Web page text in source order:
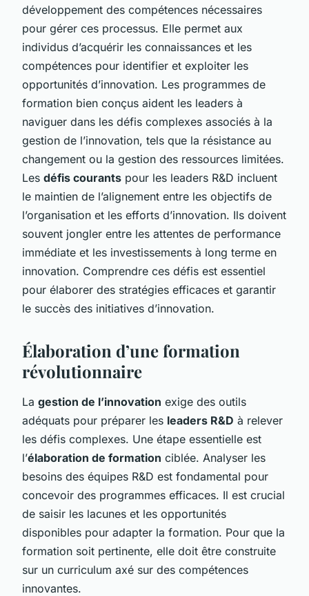
développement des compétences nécessaires
pour gérer ces processus. Elle permet aux
individus d’acquérir les connaissances et les
compétences pour identifier et exploiter les
opportunités d’innovation. Les programmes de
formation bien conçus aident les leaders à
naviguer dans les défis complexes associés à la
gestion de l’innovation, tels que la résistance au
changement ou la gestion des ressources limitées.
Les défis courants pour les leaders R&D incluent
le maintien de l’alignement entre les objectifs de
l’organisation et les efforts d’innovation. Ils doivent
souvent jongler entre les attentes de performance
immédiate et les investissements à long terme en
innovation. Comprendre ces défis est essentiel
pour élaborer des stratégies efficaces et garantir
le succès des initiatives d’innovation.
Élaboration d’une formation
révolutionnaire
La gestion de l’innovation exige des outils
adéquats pour préparer les leaders R&D à relever
les défis complexes. Une étape essentielle est
l’élaboration de formation ciblée. Analyser les
besoins des équipes R&D est fondamental pour
concevoir des programmes efficaces. Il est crucial
de saisir les lacunes et les opportunités
disponibles pour adapter la formation. Pour que la
formation soit pertinente, elle doit être construite
sur un curriculum axé sur des compétences
innovantes.